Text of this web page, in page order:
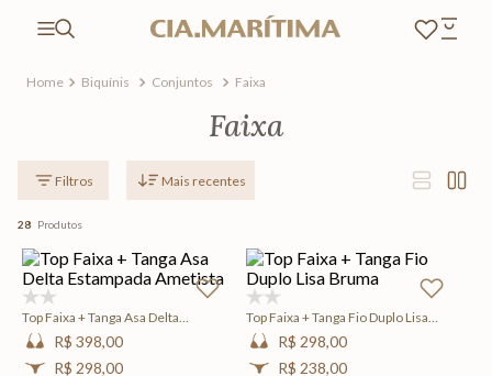
Biquínis Conjuntos Faixa
Faixa
Mais recentes
28 Produtos
Top Faixa + Tanga Asa Delta
Estampada Ametista
R$ 398,00
R$ 298,00
Top Faixa + Tanga Fio Duplo Lisa
Bruma
R$ 298,00
R$ 238,00